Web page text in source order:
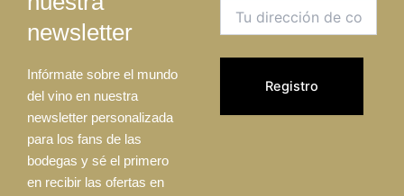
newsletter
Infórmate sobre el mundo
del vino en nuestra
newsletter personalizada
para los fans de las
bodegas y sé el primero
en recibir las ofertas en